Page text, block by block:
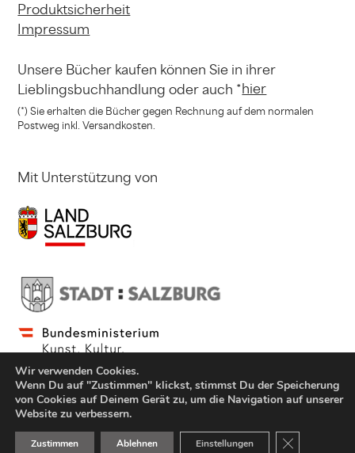
Produktsicherheit
Impressum
Unsere Bücher kaufen könnenSie in ihrer
Lieblingsbuchhandlung oder auch *hier
(*) Sie erhalten die Bücher gegen Rechnung auf dem normalen
Postweg inkl. Versandkosten.
Mit Unterstützung von
© Copyright Jung und Jung Verlag GmbH 2021
Wir verwenden Cookies.
Wenn Du auf "Zustimmen" klickst, stimmst Du der Speicherung
von Cookies auf Deinem Gerät zu, um die Navigation auf unserer
Website zu verbessern.
Zustimmen Ablehnen Einstellungen GDPR